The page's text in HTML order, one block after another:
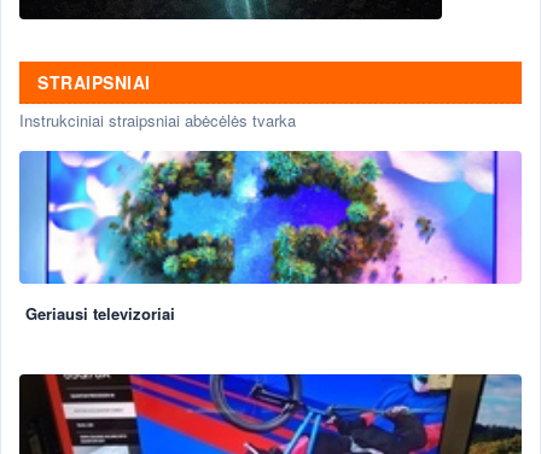
STRAIPSNIAI
Instrukciniai straipsniai abėcėlės tvarka
Geriausi televizoriai